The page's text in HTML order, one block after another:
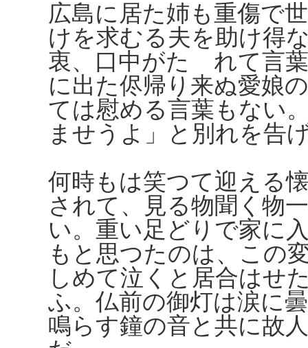
広島に居た姉も重傷で
けを求むる夫を助け得
衷、口中がたゞれて言
に出た侭帰り来ぬ愛娘
ては慰める言葉もない
ませうよ」と別れを告
何時もは笑つて迎える
されて、見る物聞く物
い。重い足どりで家に
もと思つたのは、この
しめて泣くと居合はせ
ふ。仏前の御灯は涙に
鳴らす鐘の音と共に故